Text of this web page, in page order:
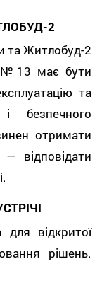
2
та Житлобуд-2
№13 має бути
та
безпечного
отримати
відповідати
для відкритої
рішень.